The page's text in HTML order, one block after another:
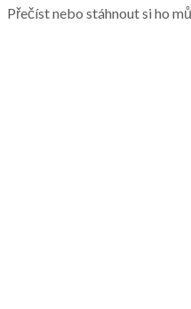
Přečíst nebo stáhnout si ho